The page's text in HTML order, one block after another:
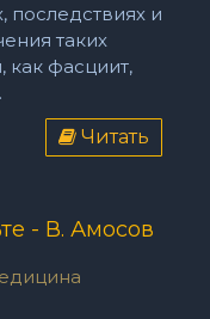
последствиях и
таких
как фасциит,
Читать
- В. Амосов